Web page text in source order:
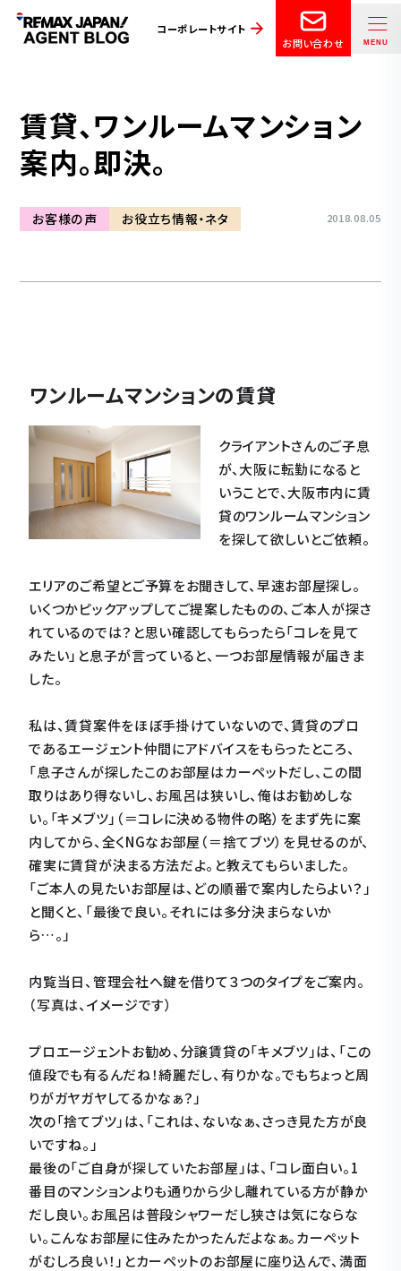
コーポレートサイト
お問い合わせ
賃貸、ワンルームマンション
案内。即決。
お客様の声 お役立ち情報・ネタ 2018.08.05
ワンルームマンションの賃貸
クライアントさんのご子息
が、大阪に転勤になると
いうことで、大阪市内に賃
貸のワンルームマンション
を探して欲しいとご依頼。
エリアのご希望とご予算をお聞きして、早速お部屋探し。
いくつかピックアップしてご提案したものの、ご本人が探さ
れているのでは？と思い確認してもらったら「コレを見て
みたい」と息子が言っていると、一つお部屋情報が届きま
した。
私は、賃貸案件をほぼ手掛けていないので、賃貸のプロ
であるエージェント仲間にアドバイスをもらったところ、
「息子さんが探したこのお部屋はカーペットだし、この間
取りはあり得ないし、お風呂は狭いし、俺はお勧めしな
い。「キメブツ」（＝コレに決める物件の略）をまず先に案
内してから、全くNGなお部屋（＝捨てブツ）を見せるのが、
確実に賃貸が決まる方法だよ。と教えてもらいました。
「ご本人の見たいお部屋は、どの順番で案内したらよい？」
と聞くと、「最後で良い。それには多分決まらないか
ら…。」
内覧当日、管理会社へ鍵を借りて３つのタイプをご案内。
（写真は、イメージです）
プロエージェントお勧め、分譲賃貸の「キメブツ」は、「この
値段でも有るんだね！綺麗だし、有りかな。でもちょっと周
りがガヤガヤしてるかなぁ？」
次の「捨てブツ」は、「これは、ないなぁ、さっき見た方が良
いですね。」
最後の「ご自身が探していたお部屋」は、「コレ面白い。1
番目のマンションよりも通りから少し離れている方が静か
だし良い。お風呂は普段シャワーだし狭さは気にならな
い。こんなお部屋に住みたかったんだよなぁ。カーペット
がむしろ良い！」とカーペットのお部屋に座り込んで、満面